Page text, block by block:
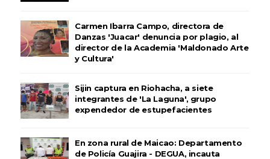
Carmen Ibarra Campo, directora de
Danzas 'Juacar' denuncia por plagio, al
director de la Academia 'Maldonado Arte
y Cultura'
Sijin captura en Riohacha, a siete
integrantes de 'La Laguna', grupo
expendedor de estupefacientes
En zona rural de Maicao: Departamento
de Policía Guajira - DEGUA, incauta